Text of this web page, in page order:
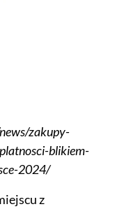
zakupy-
blikiem-
2024/
z